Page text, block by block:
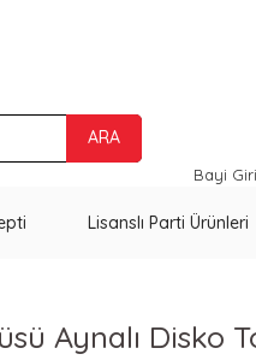
ARA
Bayi
Lisanslı Parti Ürünleri
Aynalı Disko